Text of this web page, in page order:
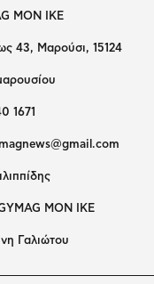
MON IKE
43, Μαρούσι, 15124
1671
ΜΟΝ ΙΚΕ
Γαλιώτου